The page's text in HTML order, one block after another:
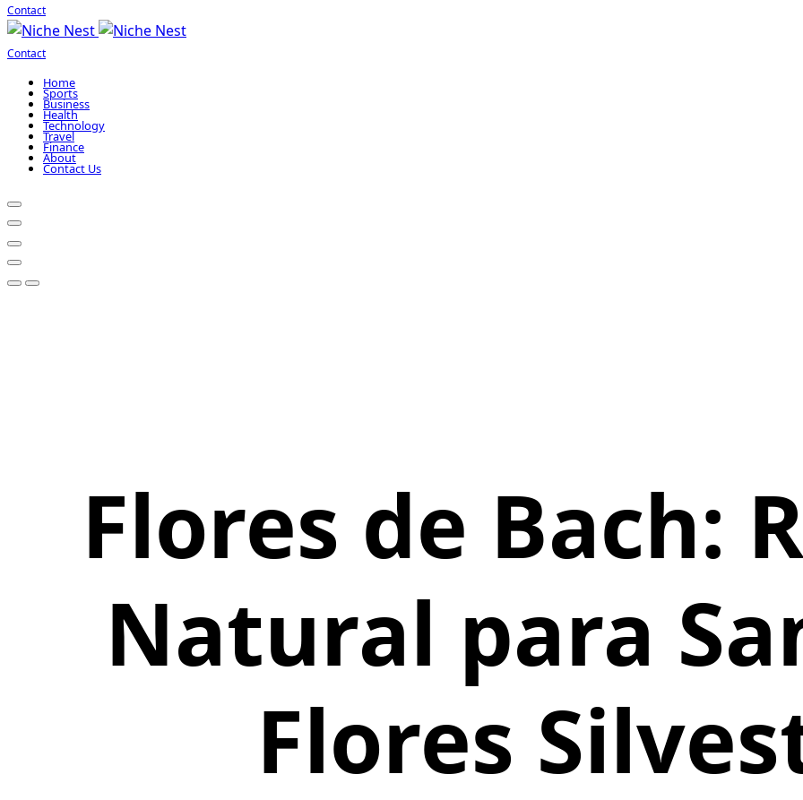
Contact
Contact
Home
Sports
Business
Health
Technology
Travel
Finance
About
Contact Us
Flores de Bach:
Natural para
Flores